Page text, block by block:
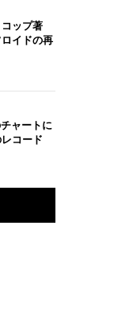
ップ著
ロイドの再
ャートに
コード